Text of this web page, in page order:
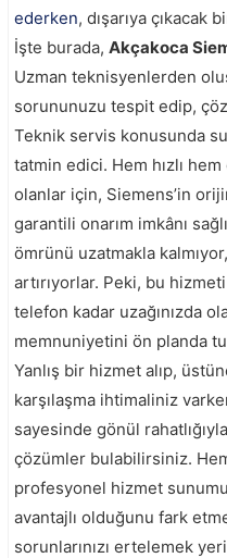
ederken, dışarıya
İşte burada, Akçakoca
Uzman teknisyenlerden
sorununuzu tespit edip,
Teknik servis konusunda
tatmin edici. Hem hızlı
olanlar için, Siemens’in
garantili onarım imkânı
ömrünü uzatmakla
artırıyorlar. Peki, bu
telefon kadar uzağınızda
memnuniyetini ön planda
Yanlış bir hizmet alıp,
karşılaşma ihtimaliniz
sayesinde gönül
çözümler bulabilirsiniz.
profesyonel hizmet
avantajlı olduğunu fark
sorunlarınızı ertelemek